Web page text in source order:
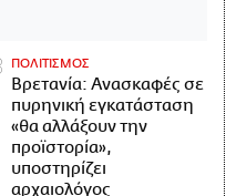
ΠΟΛΙΤΙΣΜΟΣ
Βρετανία: Ανασκαφές σε
πυρηνική εγκατάσταση
«θα αλλάξουν την
προϊστορία»,
υποστηρίζει
αρχαιολόγος